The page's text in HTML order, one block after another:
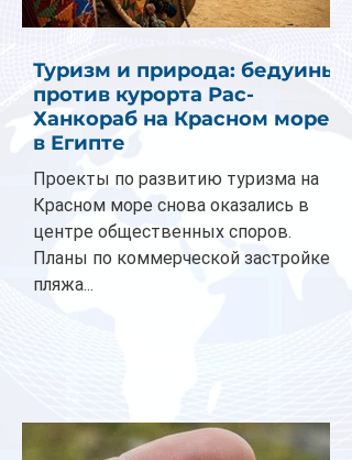
Туризм и природа: бедуины
против курорта Рас-
Ханкораб на Красном море
в Египте
Проекты по развитию туризма на
Красном море снова оказались в
центре общественных споров.
Планы по коммерческой застройке
пляжа...